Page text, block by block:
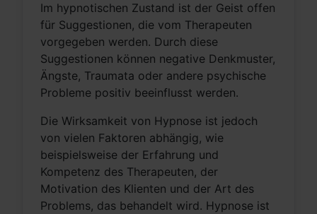
Im hypnotischen Zustand ist der Geist offen
für Suggestionen, die vom Therapeuten
vorgegeben werden. Durch diese
Suggestionen können negative Denkmuster,
Ängste, Traumata oder andere psychische
Probleme positiv beeinflusst werden.
Die Wirksamkeit von Hypnose ist jedoch
von vielen Faktoren abhängig, wie
beispielsweise der Erfahrung und
Kompetenz des Therapeuten, der
Motivation des Klienten und der Art des
Problems, das behandelt wird. Hypnose ist